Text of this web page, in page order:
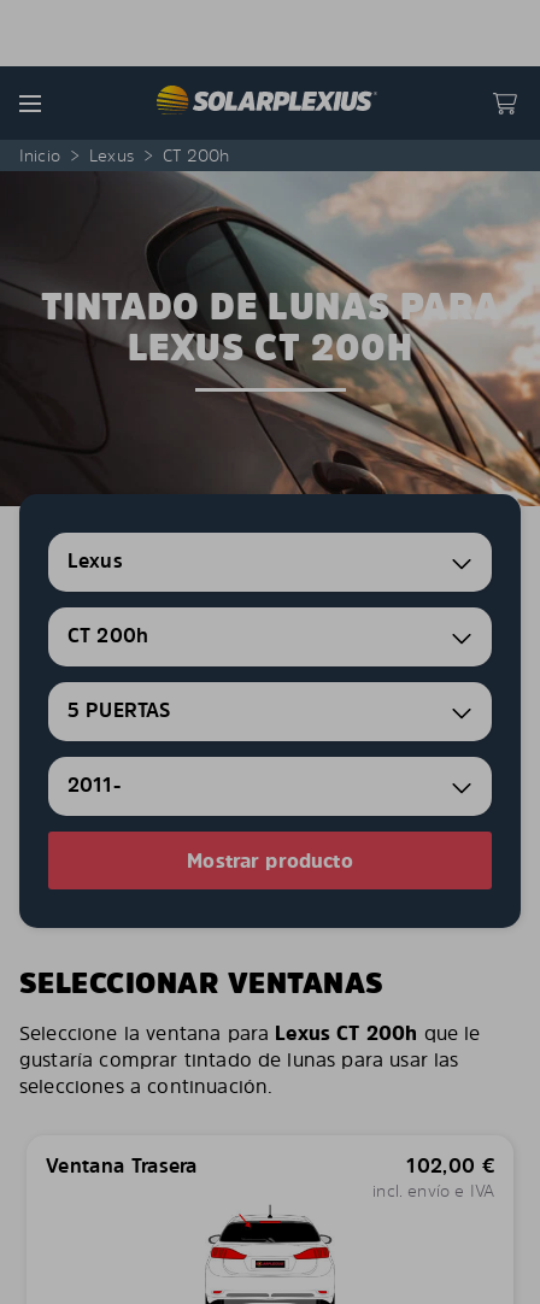
Menu
Inicio > Lexus > CT 200h
TINTADO DE LUNAS PARA
LEXUS CT 200H
Lexus
CT 200h
5 PUERTAS
2011-
Mostrar producto
SELECCIONAR VENTANAS
Seleccione la ventana para Lexus CT 200h que le
gustaría comprar tintado de lunas para usar las
selecciones a continuación.
Ventana Trasera 102,00 €
incl. envío e IVA